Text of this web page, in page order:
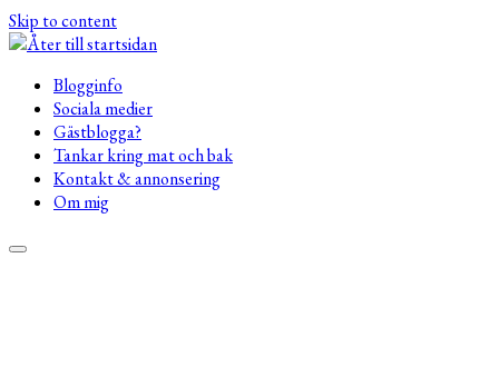
Skip to content
Blogginfo
Sociala medier
Gästblogga?
Tankar kring mat och bak
Kontakt & annonsering
Om mig